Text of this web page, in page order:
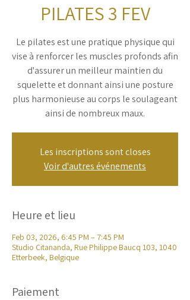
PILATES 3 FEV
Le pilates est une pratique physique qui
vise à renforcer les muscles profonds afin
d'assurer un meilleur maintien du
squelette et donnant ainsi une posture
plus harmonieuse au corps le soulageant
ainsi de nombreux maux.
Les inscriptions sont closes
Voir d'autres événements
Heure et lieu
Feb 03, 2026, 6:45 PM – 7:45 PM
Studio Citananda, Rue Philippe Baucq 103, 1040
Etterbeek, Belgique
Paiement